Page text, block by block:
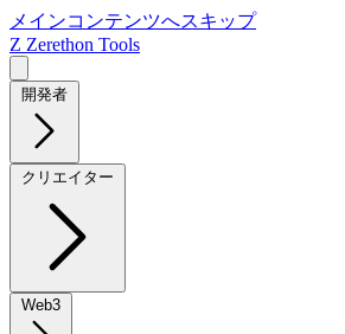
メインコンテンツへスキップ
Z Zerethon Tools
開発者
クリエイター
Web3